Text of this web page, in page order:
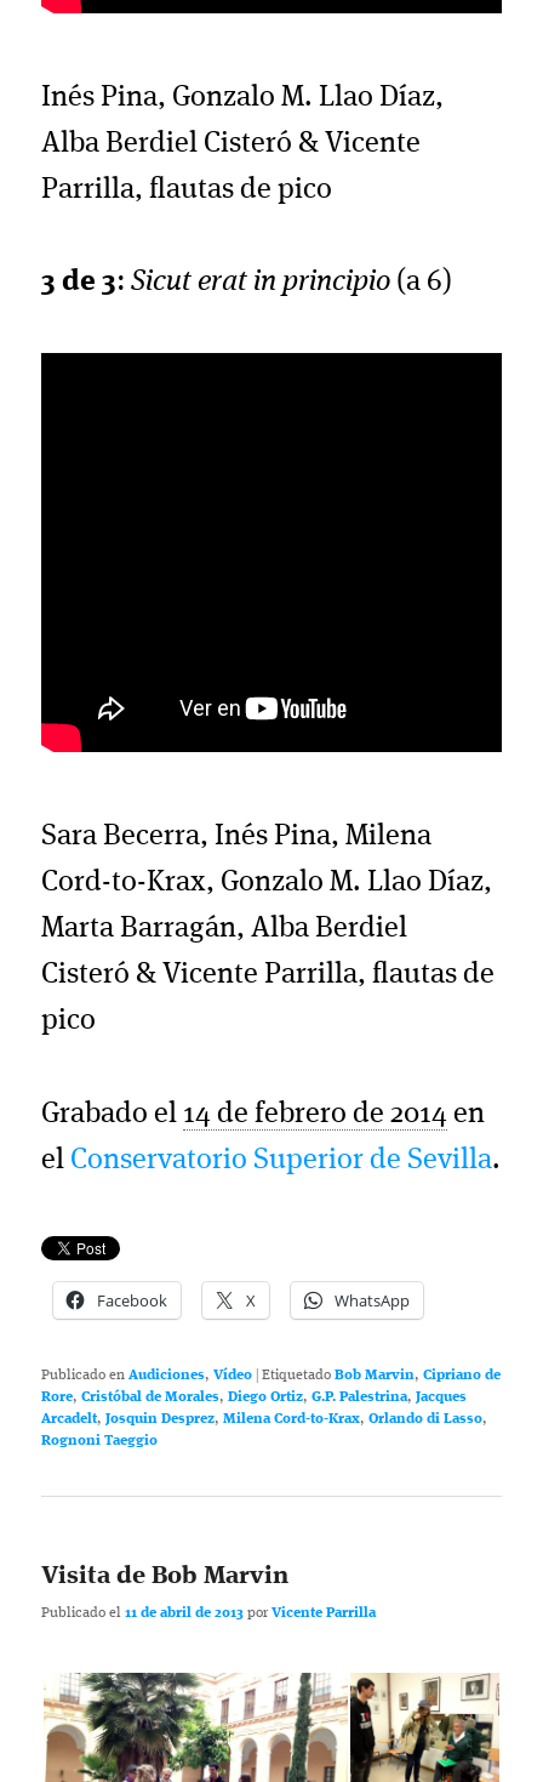
Inés Pina, Gonzalo M. Llao Díaz,
Alba Berdiel Cisteró & Vicente
Parrilla, flautas de pico
3 de 3:Sicut erat in principio (a 6)
Sara Becerra, Inés Pina, Milena
Cord-to-Krax, Gonzalo M. Llao Díaz,
Marta Barragán, Alba Berdiel
Cisteró & Vicente Parrilla, flautas de
pico
Grabado el 14 de febrero de 2014 en
el Conservatorio Superior de Sevilla.
Facebook X WhatsApp
Publicado en Audiciones,Vídeo |Etiquetado Bob Marvin,Cipriano de
Rore,Cristóbal de Morales,Diego Ortiz,G.P. Palestrina,Jacques
Arcadelt,Josquin Desprez,Milena Cord-to-Krax,Orlando di Lasso,
Rognoni Taeggio
Visita de Bob Marvin
Publicado el11 de abril de 2013 porVicente Parrilla